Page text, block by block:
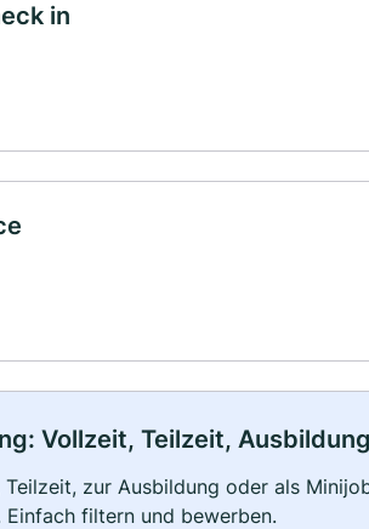
in
Vollzeit, Teilzeit,
zur Ausbildung oder als
Einfach filtern und bewerben.